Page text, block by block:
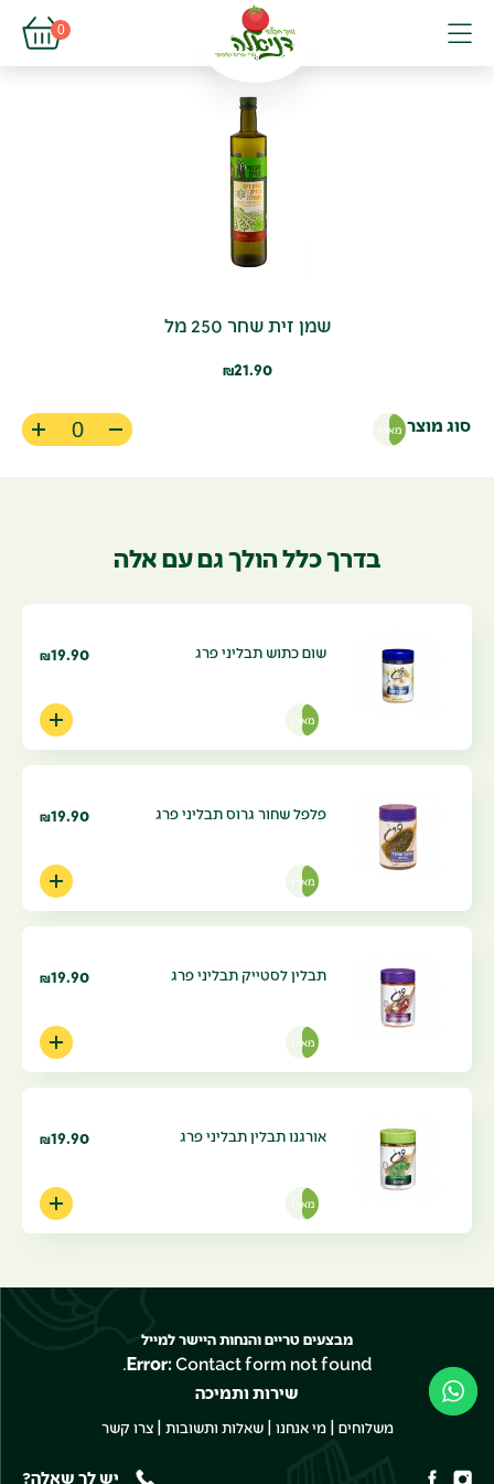
0
פתיחת
פתיחת
שמן זית שחר 250 מל
₪21.90
סוג מוצר מארז
בדרך כלל הולך גם עם אלה
שום כתוש תבליני פרג ₪19.90
מארז
פלפל שחור גרוס תבליני פרג ₪19.90
מארז
תבלין לסטייק תבליני פרג ₪19.90
מארז
אורגנו תבלין תבליני פרג ₪19.90
מארז
מבצעים טריים והנחות היישר למייל
Error:Contact form not found.
שירות ותמיכה
משלוחים |מי אנחנו |שאלות ותשובות |צרו קשר
יש לך שאלה?